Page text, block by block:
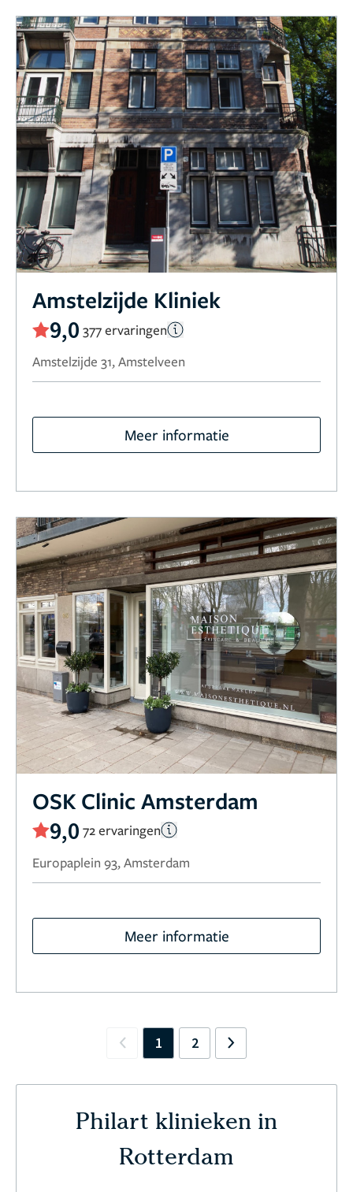
Amstelzijde Kliniek
9,0 377 ervaringen
Amstelzijde 31, Amstelveen
Meer informatie
OSK Clinic Amsterdam
9,0 72 ervaringen
Europaplein 93, Amsterdam
Meer informatie
Previous
1 2 Next
Philart klinieken in
Rotterdam